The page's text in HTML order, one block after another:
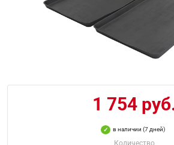
1 754
в наличии (7 дней)
Количество